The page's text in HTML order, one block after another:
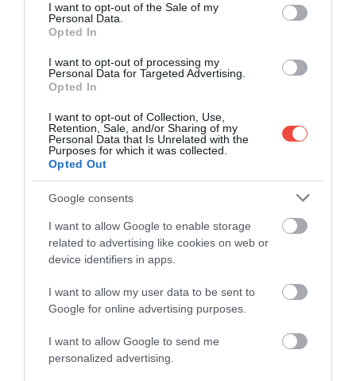
I want to opt-out of the Sale of my
Personal Data.
Opted In
I want to opt-out of processing my
Personal Data for Targeted Advertising.
Opted In
I want to opt-out of Collection, Use,
Retention, Sale, and/or Sharing of my
Personal Data that Is Unrelated with the
Purposes for which it was collected.
Opted Out
Google consents
I want to allow Google to enable storage
related to advertising like cookies on web or
device identifiers in apps.
I want to allow my user data to be sent to
Google for online advertising purposes.
I want to allow Google to send me
personalized advertising.
Foto: Unsplash
FlightRadar24, dezvoltată în Suedia, care urmărește
poziția aeronavelor pe o hartă în timp real. Aceasta
arată, printre altele,
numărul de zbor,tipul de avion, poziția, altitudinea,
direcția și viteza acestuia